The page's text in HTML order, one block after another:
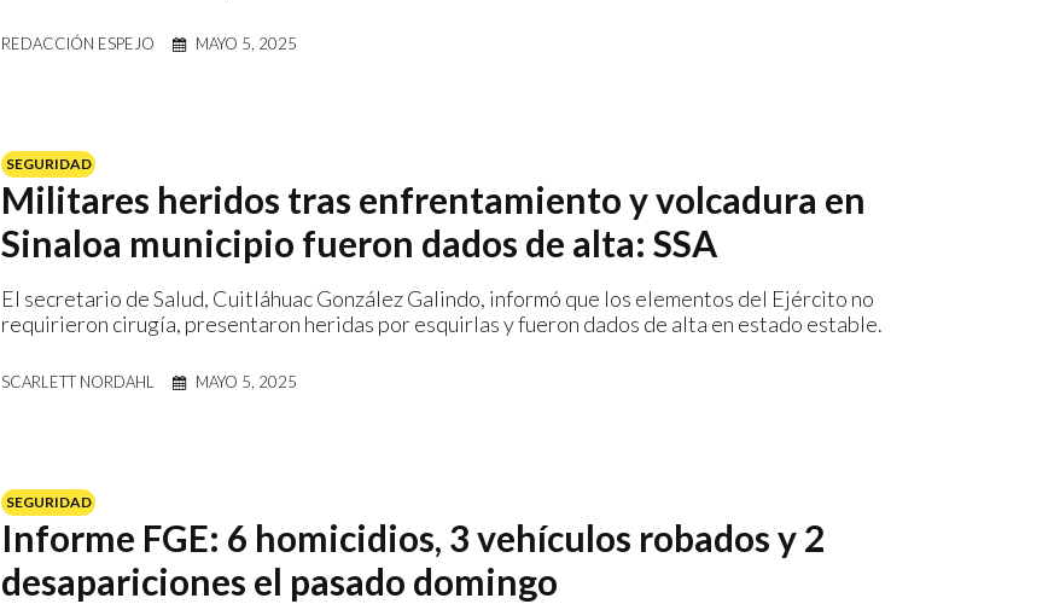
REDACCIÓN ESPEJO MAYO 5, 2025
SEGURIDAD
Militares heridos tras enfrentamiento y volcadura en
Sinaloa municipio fueron dados de alta: SSA
El secretario de Salud, Cuitláhuac González Galindo, informó que los elementos del Ejército no
requirieron cirugía, presentaron heridas por esquirlas y fueron dados de alta en estado estable.
SCARLETT NORDAHL MAYO 5, 2025
SEGURIDAD
Informe FGE: 6 homicidios, 3 vehículos robados y 2
desapariciones el pasado domingo